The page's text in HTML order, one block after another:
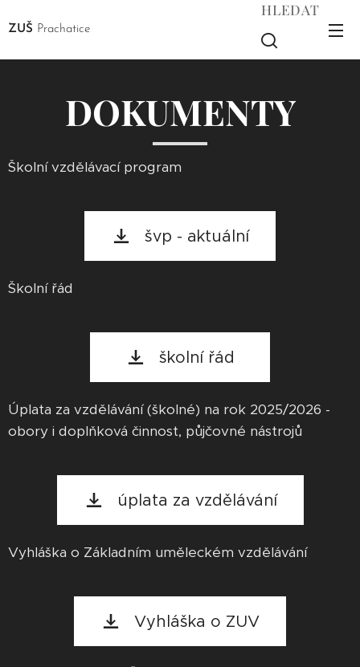
ZUŠ Prachatice
HLEDAT
DOKUMENTY
Školní vzdělávací program
švp - aktuální
Školní řád
školní řád
Úplata za vzdělávání (školné) na rok 2025/2026 -
obory i doplňková činnost, půjčovné nástrojů
úplata za vzdělávání
Vyhláška o Základním uměleckém vzdělávání
Vyhláška o ZUV